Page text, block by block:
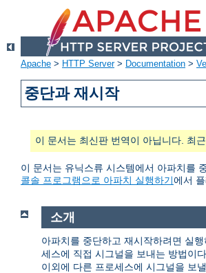
Apache > HTTP Server> Documentation >
중단과 재시작
이 문서는 최신판 번역이 아닙니다. 최
이 문서는 유닉스류 시스템에서 아파치를
콜솔 프로그램으로 아파치 실행하기에서
소개
아파치를 중단하고 재시작하려면 실
세스에 직접 시그널을 보내는 방법이
이외에 다른 프로세스에 시그널을 보